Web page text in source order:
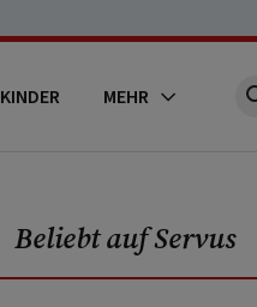
KINDER MEHR
Beliebt auf Servus